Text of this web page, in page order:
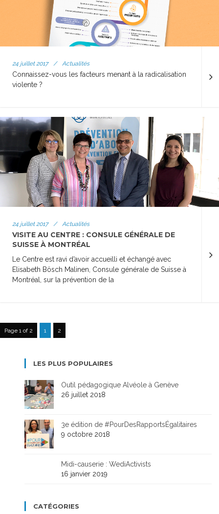
24 juillet 2017 / Actualités
Connaissez-vous les facteurs menant à la radicalisation
violente ?
24 juillet 2017 / Actualités
VISITE AU CENTRE : CONSULE GÉNÉRALE DE
SUISSE À MONTRÉAL
Le Centre est ravi d’avoir accueilli et échangé avec
Elisabeth Bösch Malinen, Consule générale de Suisse à
Montréal, sur la prévention de la
Page 1 of 2 1 2
LES PLUS POPULAIRES
Outil pédagogique Alvéole à Genève
26 juillet 2018
3e édition de #PourDesRapportsÉgalitaires
9 octobre 2018
Midi-causerie : WediActivists
16 janvier 2019
CATÉGORIES